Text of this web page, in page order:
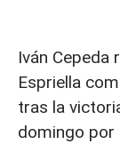
Iván Cepeda
Espriella
tras la
domingo por